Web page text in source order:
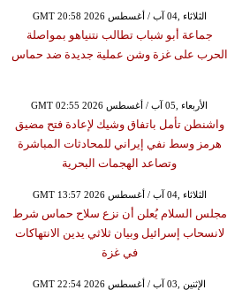
GMT 20:58 2026 الثلاثاء ,04 آب / أغسطس
جماعة أبو شباب تطالب نتنياهو بمواصلة
الحرب على غزة وشن عملية جديدة ضد حماس
GMT 02:55 2026 الأربعاء ,05 آب / أغسطس
واشنطن تأمل باتفاق وشيك لإعادة فتح مضيق
هرمز وسط نفي إيراني للمحادثات المباشرة
وتصاعد الهجمات البحرية
GMT 13:57 2026 الثلاثاء ,04 آب / أغسطس
مجلس السلام يُعلن أن نزع سلاح حماس شرط
لانسحاب إسرائيل وبيان ثلاثي يدين الانتهاكات
في غزة
GMT 22:54 2026 الإثنين ,03 آب / أغسطس